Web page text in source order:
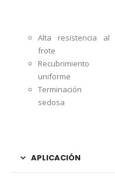
Alta resistencia al
frote
Recubrimiento
uniforme
Terminación
sedosa
APLICACIÓN